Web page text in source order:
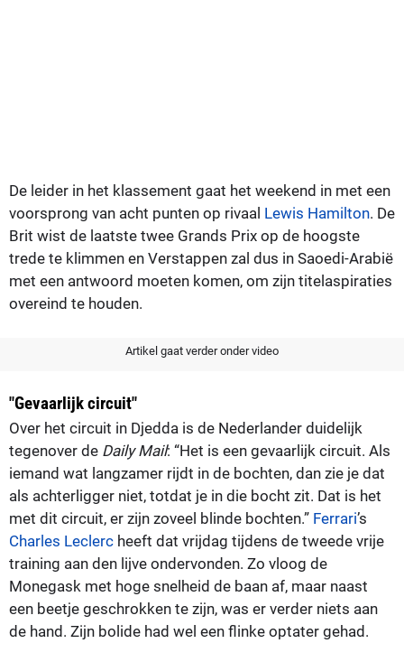
De leider in het klassement gaat het weekend in met een
voorsprong van acht punten op rivaal Lewis Hamilton. De
Brit wist de laatste twee Grands Prix op de hoogste
trede te klimmen en Verstappen zal dus in Saoedi-Arabië
met een antwoord moeten komen, om zijn titelaspiraties
overeind te houden.
Artikel gaat verder onder video
"Gevaarlijk circuit"
Over het circuit in Djedda is de Nederlander duidelijk
tegenover de Daily Mail: “Het is een gevaarlijk circuit. Als
iemand wat langzamer rijdt in de bochten, dan zie je dat
als achterligger niet, totdat je in die bocht zit. Dat is het
met dit circuit, er zijn zoveel blinde bochten.” Ferrari’s
Charles Leclerc heeft dat vrijdag tijdens de tweede vrije
training aan den lijve ondervonden. Zo vloog de
Monegask met hoge snelheid de baan af, maar naast
een beetje geschrokken te zijn, was er verder niets aan
de hand. Zijn bolide had wel een flinke optater gehad.